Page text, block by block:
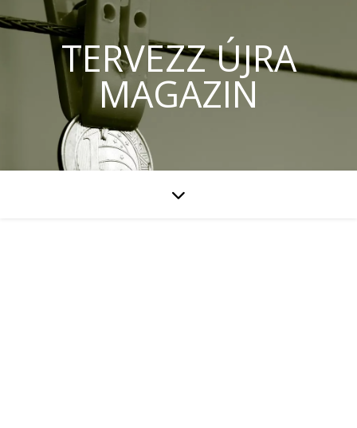
TERVEZZ ÚJRA
MAGAZIN